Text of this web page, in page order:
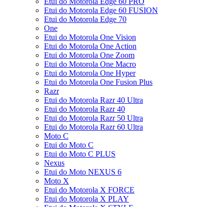
Etui do Motorola Edge 60 FUSION
Etui do Motorola Edge 70
One
Etui do Motorola One Vision
Etui do Motorola One Action
Etui do Motorola One Zoom
Etui do Motorola One Macro
Etui do Motorola One Hyper
Etui do Motorola One Fusion Plus
Razr
Etui do Motorola Razr 40 Ultra
Etui do Motorola Razr 40
Etui do Motorola Razr 50 Ultra
Etui do Motorola Razr 60 Ultra
Moto C
Etui do Moto C
Etui do Moto C PLUS
Nexus
Etui do Moto NEXUS 6
Moto X
Etui do Motorola X FORCE
Etui do Motorola X PLAY